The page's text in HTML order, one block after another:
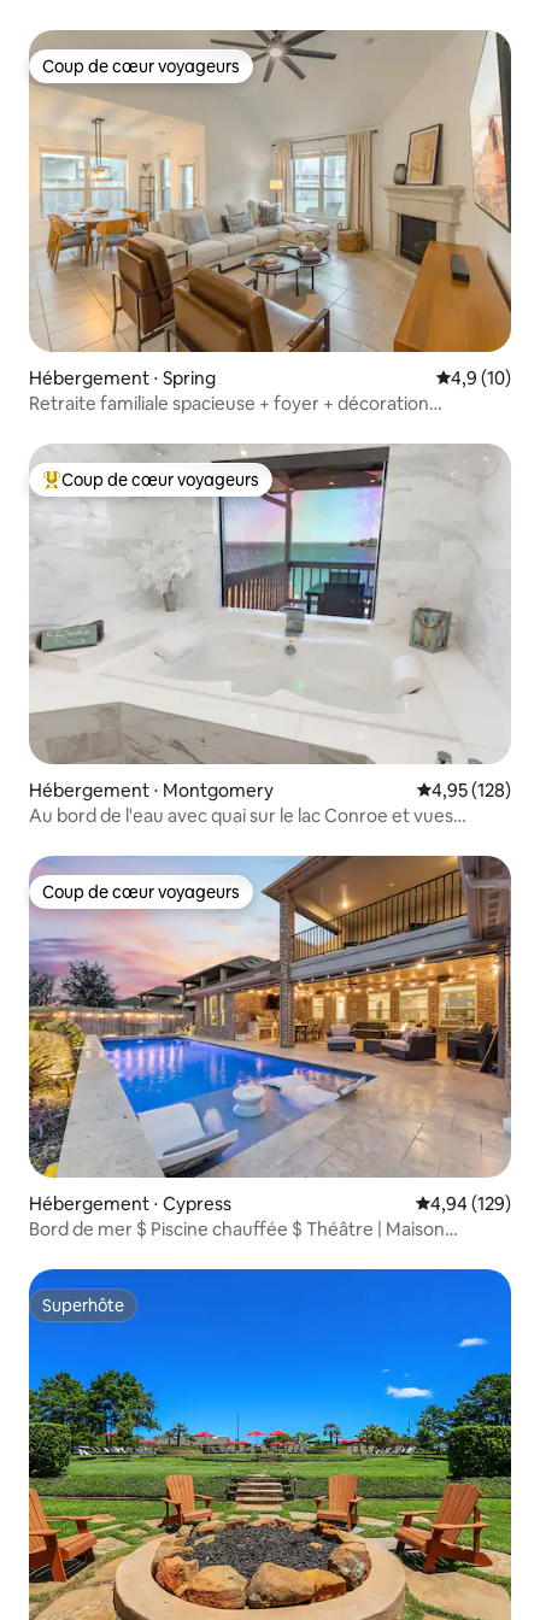
Coup de cœur voyageurs
Coup de cœur voyageurs
Hébergement ⋅ Spring Évaluation
4,9 (10)
Retraite familiale spacieuse + foyer + décoration
Coups de cœur voyageurs les plus appréciés
Coup de cœur voyageurs
Hébergement ⋅ Montgomery Évaluation
4,95 (128)
Au bord de l'eau avec quai sur le lac Conroe et vues
Coup de cœur voyageurs
Coup de cœur voyageurs
Hébergement ⋅ Cypress Évaluation
4,94 (129)
Bord de mer $ Piscine chauffée $ Théâtre | Maison
Superhôte
Superhôte